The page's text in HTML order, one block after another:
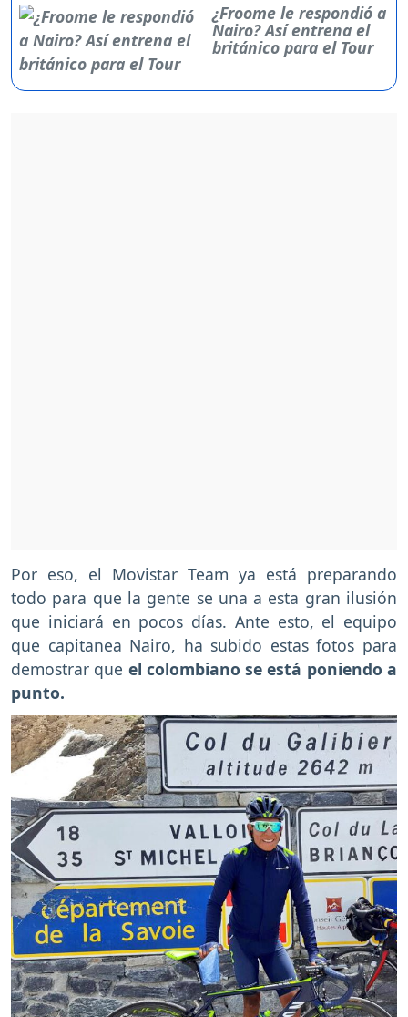
¿Froome le respondió a
Nairo? Así entrena el
británico para el Tour
Por eso, el Movistar Team ya está preparando
todo para que la gente se una a esta gran ilusión
que iniciará en pocos días. Ante esto, el equipo
que capitanea Nairo, ha subido estas fotos para
demostrar que el colombiano se está poniendo a
punto.